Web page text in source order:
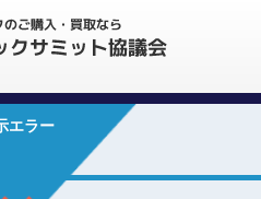
エラー